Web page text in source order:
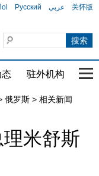
Русский عربي 关怀版
态 驻外机构 国
俄罗斯 > 相关新闻
米舒斯